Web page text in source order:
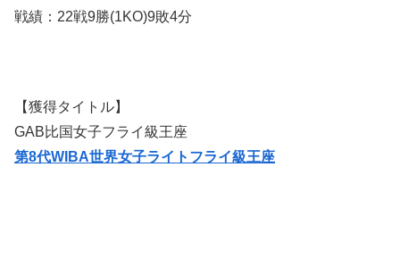
戦績：22戦9勝(1KO)9敗4分
【獲得タイトル】
GAB比国女子フライ級王座
第8代WIBA世界女子ライトフライ級王座